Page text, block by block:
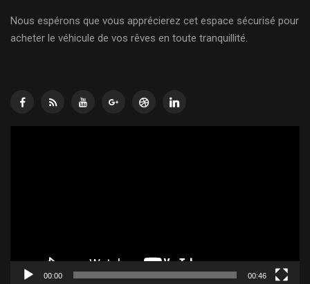
Nous espérons que vous apprécierez cet espace sécurisé pour
acheter le véhicule de vos rêves en toute tranquillité.
00:00 00:46